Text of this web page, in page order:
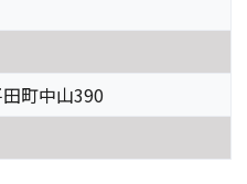
町中山390